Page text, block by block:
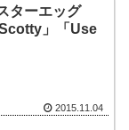
ターエッグ
」「Use
2015.11.04